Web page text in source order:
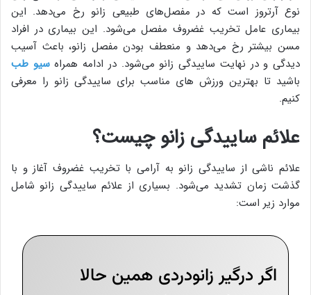
نوع آرتروز است که در مفصل‌های طبیعی زانو رخ می‌دهد. این
بیماری عامل تخریب غضروف مفصل می‌شود. این بیماری در افراد
مسن بیشتر رخ می‌دهد و منعطف بودن مفصل زانو، باعث آسیب
دیدگی و در نهایت ساییدگی زانو می‌شود. در ادامه همراهسیو طب
باشید تا بهترین ورزش های مناسب برای ساییدگی زانو را معرفی
کنیم.
علائم ساییدگی زانو چیست؟
علائم ناشی از ساییدگی زانو به آرامی با تخریب غضروف آغاز و با
گذشت زمان تشدید می‌شود. بسیاری از علائم ساییدگی زانو شامل
موارد زیر است: